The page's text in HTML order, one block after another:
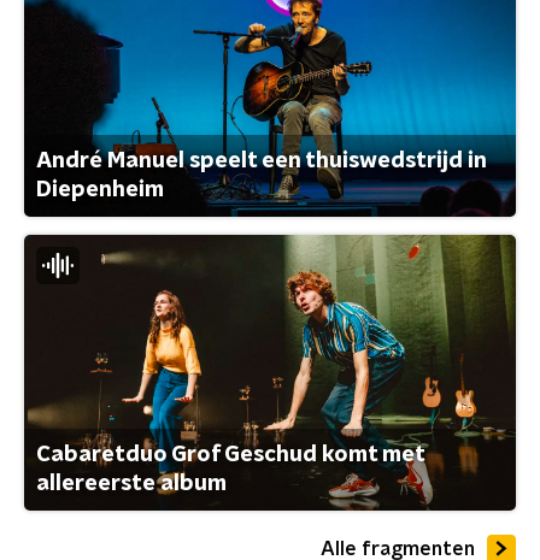
André Manuel speelt een thuiswedstrijd in
Diepenheim
Cabaretduo Grof Geschud komt met
allereerste album
Alle fragmenten